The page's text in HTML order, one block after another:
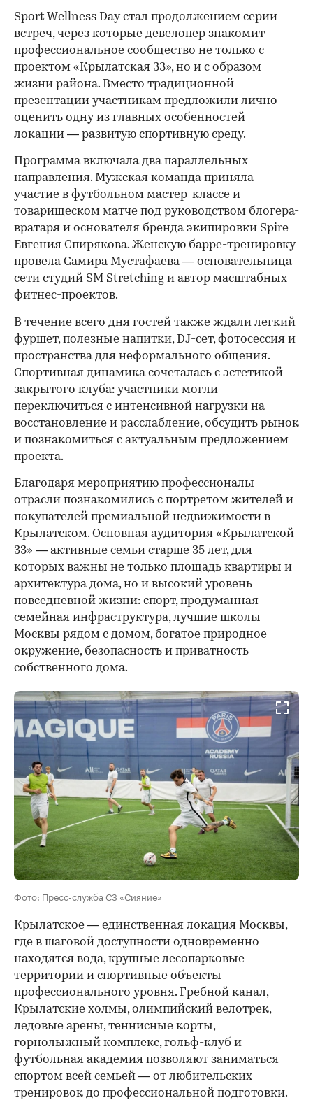
Sport Wellness Day стал продолжением серии
встреч, через которые девелопер знакомит
профессиональное сообщество не только с
проектом «Крылатская 33», но и с образом
жизни района. Вместо традиционной
презентации участникам предложили лично
оценить одну из главных особенностей
локации — развитую спортивную среду.
Программа включала два параллельных
направления. Мужская команда приняла
участие в футбольном мастер-классе и
товарищеском матче под руководством блогера-
вратаря и основателя бренда экипировки Spire
Евгения Спирякова. Женскую барре-тренировку
провела Самира Мустафаева — основательница
сети студий SM Stretching и автор масштабных
фитнес-проектов.
В течение всего дня гостей также ждали легкий
фуршет, полезные напитки, DJ-сет, фотосессия и
пространства для неформального общения.
Спортивная динамика сочеталась с эстетикой
закрытого клуба: участники могли
переключиться с интенсивной нагрузки на
восстановление и расслабление, обсудить рынок
и познакомиться с актуальным предложением
проекта.
Благодаря мероприятию профессионалы
отрасли познакомились с портретом жителей и
покупателей премиальной недвижимости в
Крылатском. Основная аудитория «Крылатской
33» — активные семьи старше 35 лет, для
которых важны не только площадь квартиры и
архитектура дома, но и высокий уровень
повседневной жизни: спорт, продуманная
семейная инфраструктура, лучшие школы
Москвы рядом с домом, богатое природное
окружение, безопасность и приватность
собственного дома.
Фото: Пресс-служба СЗ «Сияние»
Крылатское — единственная локация Москвы,
где в шаговой доступности одновременно
находятся вода, крупные лесопарковые
территории и спортивные объекты
профессионального уровня. Гребной канал,
Крылатские холмы, олимпийский велотрек,
ледовые арены, теннисные корты,
горнолыжный комплекс, гольф-клуб и
футбольная академия позволяют заниматься
спортом всей семьей — от любительских
тренировок до профессиональной подготовки.